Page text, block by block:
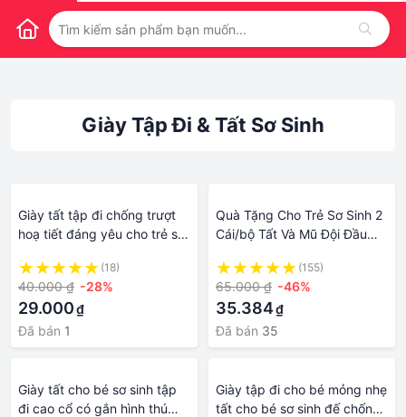
Giày Tập Đi & Tất Sơ Sinh
Giày tất tập đi chống trượt
hoạ tiết đáng yêu cho trẻ sơ
Kid - SP238
(18)
40.000 ₫ -28%
29.000₫
Đã bán 1
Quà Tặng Cho Trẻ Sơ Sinh 2
Cái/bộ Tất Và Mũ Đội Đầu
Mũ Cho Trẻ Tập Đi Phụ Kiện
Cho Bé Hình Gấu Hoạt Hình
Dễ Thương
(155)
65.000 ₫ -46%
35.384₫
Đã bán 35
Giày tất cho bé sơ sinh tập
đi cao cổ có gắn hình thú
Giày tập đi cho bé mỏng nhẹ
tất cho bé sơ sinh đế chống